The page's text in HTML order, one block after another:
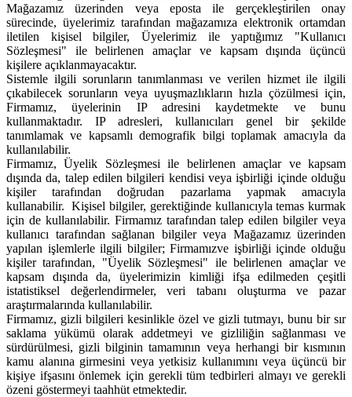
Mağazamız üzerinden veya eposta ile gerçekleştirilen onay
sürecinde, üyelerimiz tarafından mağazamıza elektronik ortamdan
iletilen kişisel bilgiler, Üyelerimiz ile yaptığımız "Kullanıcı
Sözleşmesi" ile belirlenen amaçlar ve kapsam dışında üçüncü
kişilere açıklanmayacaktır.
Sistemle ilgili sorunların tanımlanması ve verilen hizmet ile ilgili
çıkabilecek sorunların veya uyuşmazlıkların hızla çözülmesi için,
Firmamız, üyelerinin IP adresini kaydetmekte ve bunu
kullanmaktadır. IP adresleri, kullanıcıları genel bir şekilde
tanımlamak ve kapsamlı demografik bilgi toplamak amacıyla da
kullanılabilir.
Firmamız, Üyelik Sözleşmesi ile belirlenen amaçlar ve kapsam
dışında da, talep edilen bilgileri kendisi veya işbirliği içinde olduğu
kişiler tarafından doğrudan pazarlama yapmak amacıyla
kullanabilir. Kişisel bilgiler, gerektiğinde kullanıcıyla temas kurmak
için de kullanılabilir. Firmamız tarafından talep edilen bilgiler veya
kullanıcı tarafından sağlanan bilgiler veya Mağazamız üzerinden
yapılan işlemlerle ilgili bilgiler; Firmamızve işbirliği içinde olduğu
kişiler tarafından, "Üyelik Sözleşmesi" ile belirlenen amaçlar ve
kapsam dışında da, üyelerimizin kimliği ifşa edilmeden çeşitli
istatistiksel değerlendirmeler, veri tabanı oluşturma ve pazar
araştırmalarında kullanılabilir.
Firmamız, gizli bilgileri kesinlikle özel ve gizli tutmayı, bunu bir sır
saklama yükümü olarak addetmeyi ve gizliliğin sağlanması ve
sürdürülmesi, gizli bilginin tamamının veya herhangi bir kısmının
kamu alanına girmesini veya yetkisiz kullanımını veya üçüncü bir
kişiye ifşasını önlemek için gerekli tüm tedbirleri almayı ve gerekli
özeni göstermeyi taahhüt etmektedir.